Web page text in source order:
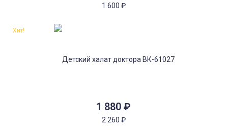
1 600 ₽
1 880 ₽
2 260 ₽
Хит!